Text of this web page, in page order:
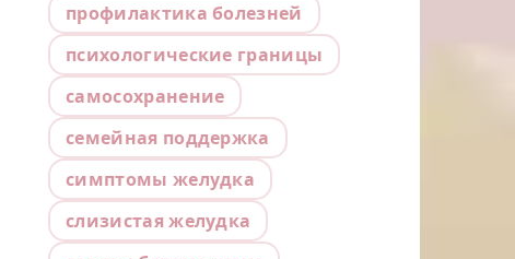
профилактика болезней
психологические границы
самосохранение
семейная поддержка
симптомы желудка
слизистая желудка